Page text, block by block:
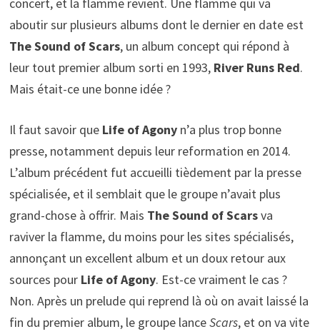
aboutir sur plusieurs albums dont le dernier en date est
The Sound of Scars, un album concept qui répond à
leur tout premier album sorti en 1993, River Runs Red.
Mais était-ce une bonne idée ?
Il faut savoir que Life of Agonyn’a plus trop bonne
presse, notamment depuis leur reformation en 2014.
L’album précédent fut accueilli tièdement par la presse
spécialisée, et il semblait que le groupe n’avait plus
grand-chose à offrir. Mais The Sound of Scarsva
raviver la flamme, du moins pour les sites spécialisés,
annonçant un excellent album et un doux retour aux
sources pour Life of Agony. Est-ce vraiment le cas ?
Non. Après un prelude qui reprend là où on avait laissé la
fin du premier album, le groupe lanceScars, et on va vite